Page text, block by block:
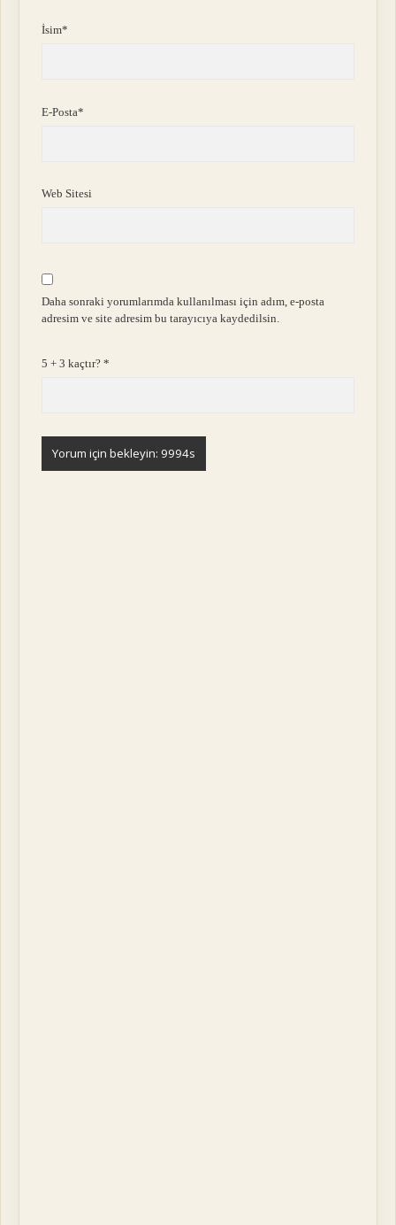
İsim*
E-Posta*
Web Sitesi
Daha sonraki yorumlarımda kullanılması için adım, e-posta
adresim ve site adresim bu tarayıcıya kaydedilsin.
5 + 3 kaçtır?*